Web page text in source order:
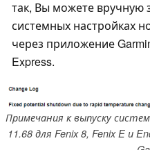
так, Вы можете вручную
системных настройках
через приложение
Express.
Примечания к выпуску
11.68 для Fenix 8, Fenix E и